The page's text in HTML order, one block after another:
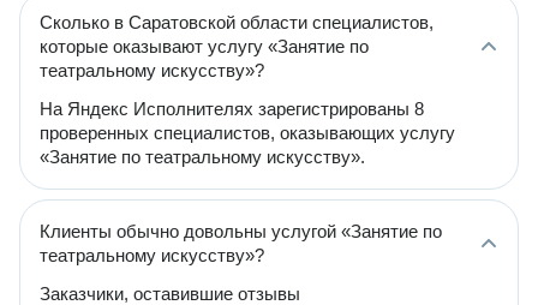
Сколько в Саратовской области специалистов,
которые оказывают услугу «Занятие по
театральному искусству»?
На Яндекс Исполнителях зарегистрированы 8
проверенных специалистов, оказывающих услугу
«Занятие по театральному искусству».
Клиенты обычно довольны услугой «Занятие по
театральному искусству»?
Заказчики, оставившие отзывы